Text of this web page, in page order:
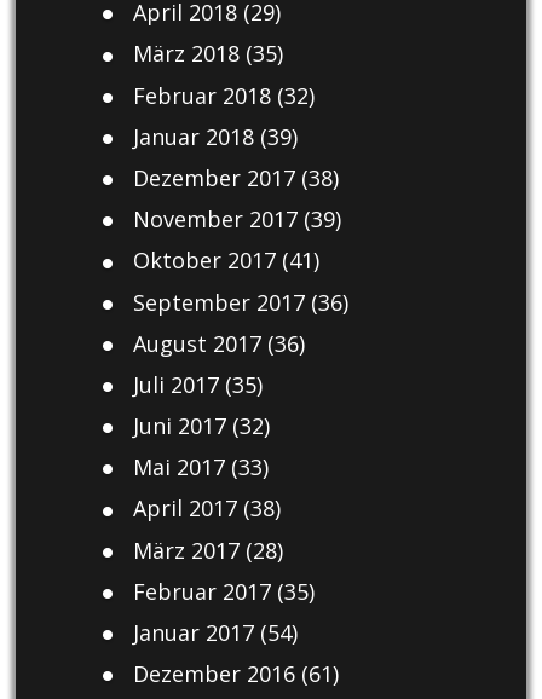
April 2018(29)
März 2018(35)
Februar 2018(32)
Januar 2018(39)
Dezember 2017(38)
November 2017(39)
Oktober 2017(41)
September 2017(36)
August 2017(36)
Juli 2017(35)
Juni 2017(32)
Mai 2017(33)
April 2017(38)
März 2017(28)
Februar 2017(35)
Januar 2017(54)
Dezember 2016(61)